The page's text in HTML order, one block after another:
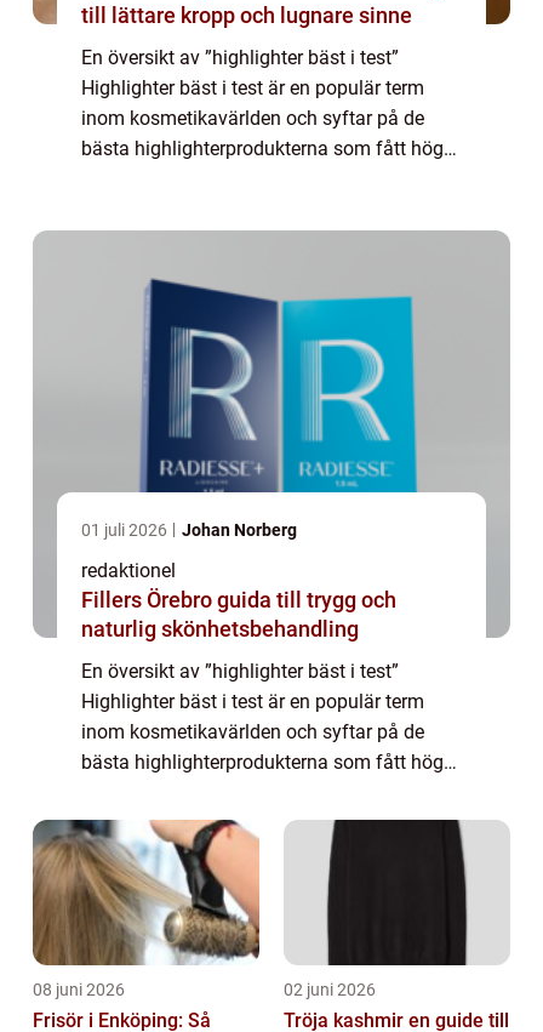
till lättare kropp och lugnare sinne
En översikt av ”highlighter bäst i test”
Highlighter bäst i test är en populär term
inom kosmetikavärlden och syftar på de
bästa highlighterprodukterna som fått höga
01 juli 2026 Johan Norberg
redaktionel
Fillers Örebro guida till trygg och
naturlig skönhetsbehandling
En översikt av ”highlighter bäst i test”
Highlighter bäst i test är en populär term
inom kosmetikavärlden och syftar på de
bästa highlighterprodukterna som fått höga
experter och användare. En highli...
08 juni 2026
Frisör i Enköping: Så
02 juni 2026
Tröja kashmir en guide till